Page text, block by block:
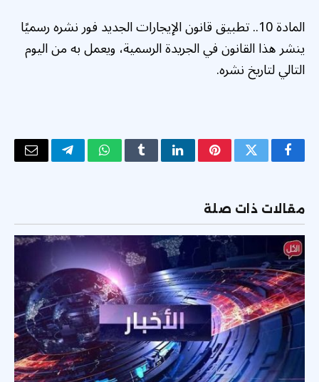
المادة 10.. تطبيق قانون الإيجارات الجديد فور نشره رسميًا
ينشر هذا القانون في الجريدة الرسمية، ويعمل به من اليوم
التالي لتاريخ نشره.
فيسبوكتويتر بينتيريستلينكدإنTumblrواتسابتيلقرامالبريد
مقالات ذات صلة